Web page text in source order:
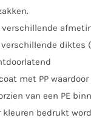
verschillende
verschillende diktes
met PP
van een PE
kleuren bedrukt